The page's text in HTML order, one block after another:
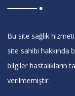
Bu site sağlık
site sahibi hakkında
bilgiler hastalıkların
verilmemiştir.